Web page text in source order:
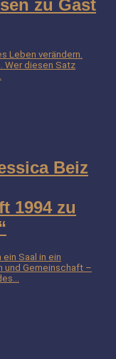
zu Gast
Leben verändern.
Wer diesen Satz
Beiz
1994 zu
Saal in ein
und Gemeinschaft –